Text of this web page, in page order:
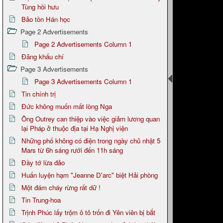
Tùng hồi hưu
Bảo tồn Hán học
Page 2 Advertisements
Page 2 Advertisements Column 1
Đãng khấu chí
Page 3 Advertisements
Page 3 Advertisements Column 1
Tin chính trị
Đức không muốn mất lòng Nga
Ông Outrey can thiệp vào việc giảm lương quan
lại Pháp ở thuộc địa tại Hạ Nghị viện
Những phố không có điện trong ngày chủ nhật 5
Mars từ 6h sáng rưới đến 11h sáng
Đầy tớ lừa đảo
Huấn luyện hạm "Jeanne D'arc" biệt Hải phòng
Một đám cháy rừng rất dữ !
Tin Trung-hoa
Trịnh Phúc lấy trộm ô tô trốn đi Yên viên bị bắt